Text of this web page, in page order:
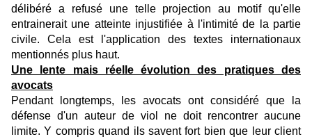
délibéré a refusé une telle projection au motif qu'elle
entrainerait une atteinte injustifiée à l'intimité de la partie
civile. Cela est l'application des textes internationaux
mentionnés plus haut.
Une lente mais réelle évolution des pratiques des
avocats
Pendant longtemps, les avocats ont considéré que la
défense d'un auteur de viol ne doit rencontrer aucune
limite. Y compris quand ils savent fort bien que leur client